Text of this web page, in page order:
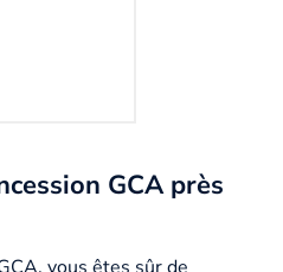
GCA près